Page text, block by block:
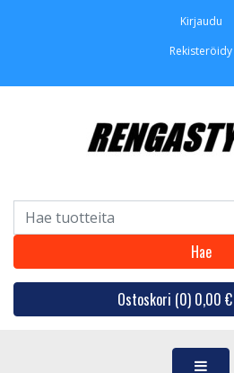
Kirjaudu
Rekisteröidy
Hae
Ostoskori (0) 0,00 €